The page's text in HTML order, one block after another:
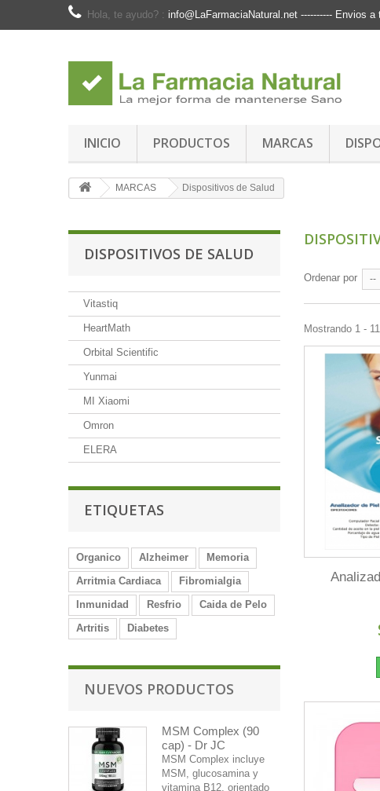
Hola, te ayudo? : info@LaFarmaciaNatural.net ---------- Envios
INICIO PRODUCTOS MARCAS
MARCAS Dispositivos de Salud
DISPOSITIVOS DE SALUD
Vitastiq
HeartMath
Orbital Scientific
Yunmai
MI Xiaomi
Omron
ELERA
ETIQUETAS
Organico Alzheimer
Memoria
Arritmia Cardiaca
Fibromialgia
Inmunidad
Resfrio
Caida de Pelo
Artritis
Diabetes
NUEVOS PRODUCTOS
MSM Complex (90
cap) - Dr JC
MSM Complex incluye
MSM, glucosamina y
vitamina B12, orientado
Ordenar por --
Mostrando 1 -